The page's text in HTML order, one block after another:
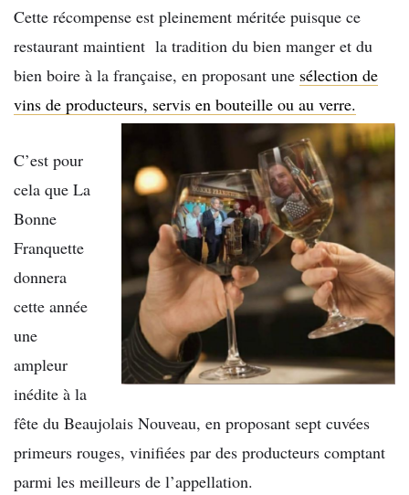
Cette récompense est pleinement méritée puisque ce
restaurant maintient la tradition du bien manger et du
bien boire à la française, en proposant une sélection de
vins de producteurs, servis en bouteille ou au verre.
C’est pour
cela que La
Bonne
Franquette
donnera
cette année
une
ampleur
inédite à la
fête du Beaujolais Nouveau, en proposant sept cuvées
primeurs rouges, vinifiées par des producteurs comptant
parmi les meilleurs de l’appellation.